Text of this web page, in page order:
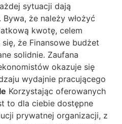
sytuacji dają
że należy włożyć
kwotę, celem
że Finansowe budżet
solidnie. Zaufana
okazuje się
wydajnie pracującego
Korzystając oferowanych
to dla ciebie dostępne
prywatnej organizacji, z